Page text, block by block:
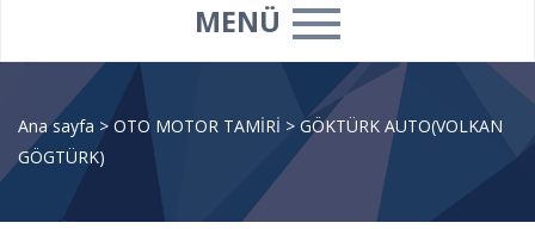
MENÜ
Ana sayfa > OTO MOTOR TAMİRİ > GÖKTÜRK AUTO(VOLKAN
GÖGTÜRK)